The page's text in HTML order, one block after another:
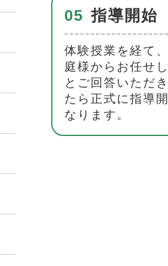
05 指導開始
体験授業を経て
庭様からお任せ
とご回答いただ
たら正式に指導
なります。